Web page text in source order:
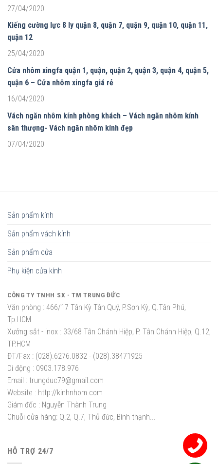
27/04/2020
Kiếng cường lực 8 ly quận 8, quận 7, quận 9, quận 10, quận 11,
quận 12
25/04/2020
Cửa nhôm xingfa quận 1, quận, quận 2, quận 3, quận 4, quận 5,
quận 6 – Cửa nhôm xingfa giá rẻ
16/04/2020
Vách ngăn nhôm kính phòng khách – Vách ngăn nhôm kính
sân thượng- Vách ngăn nhôm kính đẹp
07/04/2020
Sản phẩm kính
Sản phẩm vách kính
Sản phẩm cửa
Phụ kiện cửa kính
CÔNG TY TNHH SX - TM TRUNG ĐỨC
Văn phòng : 466/17 Tân Kỳ Tân Quý, P.Sơn Kỳ, Q.Tân Phú,
Tp.HCM
Xưởng sắt - inox : 33/68 Tân Chánh Hiệp, P. Tân Chánh Hiệp, Q.12,
TP.HCM
ĐT/Fax : (028).6276.0832 - (028).38471925
Di động : 0903.178.976
Email : trungduc79@gmail.com
Website : http://kinhnhom.com
Giám đốc : Nguyễn Thành Trung
Chuỗi cửa hàng: Q.2, Q.7, Thủ đức, Bình thạnh...
HỖ TRỢ 24/7